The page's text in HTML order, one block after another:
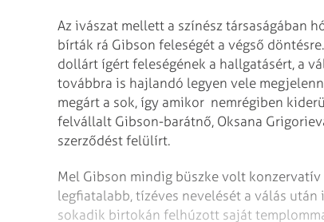
Az ivászat mellett a színész társaságában
bírták rá Gibson feleségét a végső
dollárt ígért feleségének a hallgatásért, a
továbbra is hajlandó legyen vele
megárt a sok, így amikor nemrégiben
felvállalt Gibson-barátnő, Oksana
szerződést felülírt.
Mel Gibson mindig büszke volt
legfiatalabb, tízéves nevelését a válás
sokadik birtokán felhúzott saját